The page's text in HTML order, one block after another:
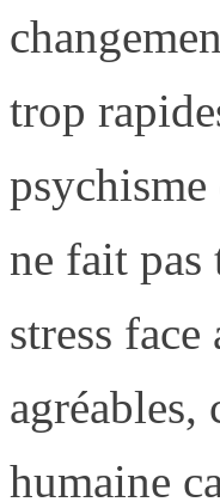
trop
ne fait pas
stress
agréables,
humaine